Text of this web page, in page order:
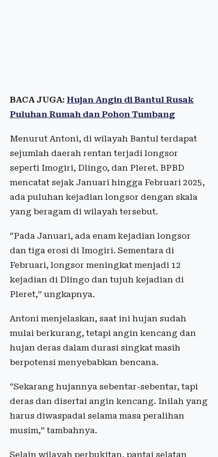
BACA JUGA: Hujan Angin di Bantul Rusak
Puluhan Rumah dan Pohon Tumbang
Menurut Antoni, di wilayah Bantul terdapat
sejumlah daerah rentan terjadi longsor
seperti Imogiri, Dlingo, dan Pleret. BPBD
mencatat sejak Januari hingga Februari 2025,
ada puluhan kejadian longsor dengan skala
yang beragam di wilayah tersebut.
“Pada Januari, ada enam kejadian longsor
dan tiga erosi di Imogiri. Sementara di
Februari, longsor meningkat menjadi 12
kejadian di Dlingo dan tujuh kejadian di
Pleret,” ungkapnya.
Antoni menjelaskan, saat ini hujan sudah
mulai berkurang, tetapi angin kencang dan
hujan deras dalam durasi singkat masih
berpotensi menyebabkan bencana.
“Sekarang hujannya sebentar-sebentar, tapi
deras dan disertai angin kencang. Inilah yang
harus diwaspadai selama masa peralihan
musim,” tambahnya.
Selain wilayah perbukitan, pantai selatan